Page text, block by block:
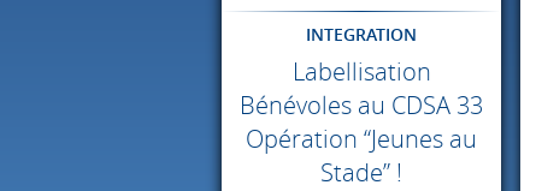
INTEGRATION
Labellisation
Bénévoles au CDSA 33
Opération “Jeunes au
Stade” !